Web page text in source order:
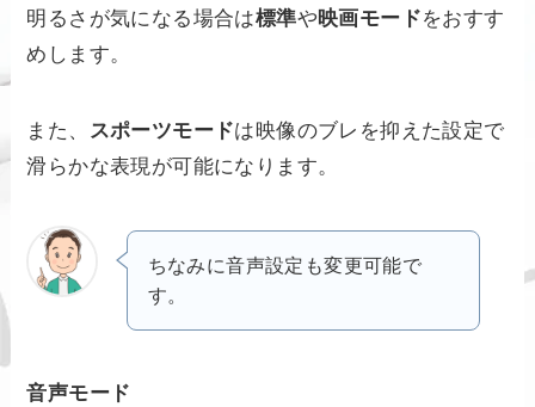
明るさが気になる場合は標準や映画モードをおすす
めします。
また、 スポーツモードは映像のブレを抑えた設定で
滑らかな表現が可能になります。
ちなみに音声設定も変更可能で
す。
音声モード